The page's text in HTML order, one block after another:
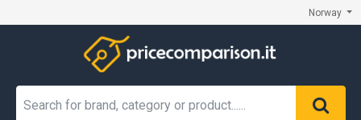
Norway